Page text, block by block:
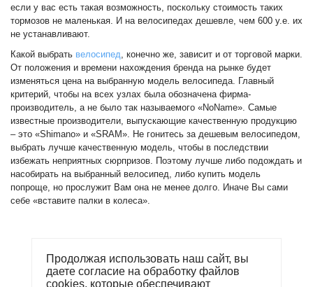
если у вас есть такая возможность, поскольку стоимость таких
тормозов не маленькая. И на велосипедах дешевле, чем 600 у.е. их
не устанавливают.
Какой выбрать велосипед , конечно же, зависит и от торговой марки.
От положения и времени нахождения бренда на рынке будет
изменяться цена на выбранную модель велосипеда. Главный
критерий, чтобы на всех узлах была обозначена фирма-
производитель, а не было так называемого «NoName». Самые
известные производители, выпускающие качественную продукцию
– это «Shimano» и «SRAM». Не гонитесь за дешевым велосипедом,
выбрать лучше качественную модель, чтобы в последствии
избежать неприятных сюрпризов. Поэтому лучше либо подождать и
насобирать на выбранный велосипед, либо купить модель
попроще, но прослужит Вам она не менее долго. Иначе Вы сами
себе «вставите палки в колеса».
Поделиться
Продолжая использовать наш сайт, вы
даете согласие на обработку файлов
cookies, которые обеспечивают